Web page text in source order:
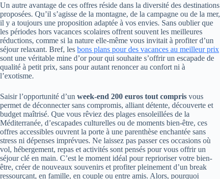
Un autre avantage de ces offres réside dans la diversité des destinations
proposées. Qu’il s’agisse de la montagne, de la campagne ou de la mer,
il y a toujours une proposition adaptée à vos envies. Sans oublier que
les périodes hors vacances scolaires offrent souvent les meilleures
réductions, comme si la nature elle-même vous invitait à profiter d’un
séjour relaxant. Bref, les bons plans pour des vacances au meilleur prix
sont une véritable mine d’or pour qui souhaite s’offrir un escapade de
qualité à petit prix, sans pour autant renoncer au confort ni à
l’exotisme.
Saisir l’opportunité d’un week-end 200 euros tout compris vous
permet de déconnecter sans compromis, alliant détente, découverte et
budget maîtrisé. Que vous rêviez des plages ensoleillées de la
Méditerranée, d’escapades culturelles ou de moments bien-être, ces
offres accessibles ouvrent la porte à une parenthèse enchantée sans
stress ni dépenses imprévues. Ne laissez pas passer ces occasions où
vol, hébergement, repas et activités sont pensés pour vous offrir un
séjour clé en main. C’est le moment idéal pour reprioriser votre bien-
être, créer de nouveaux souvenirs et profiter pleinement d’un break
ressourçant, en famille, en couple ou entre amis. Alors, pourquoi